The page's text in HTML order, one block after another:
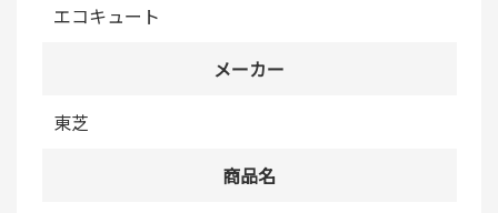
エコキュート
メーカー
東芝
商品名